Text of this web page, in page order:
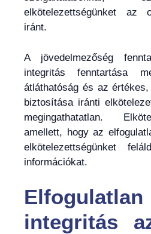
elkötelezettségünket az
iránt.
A jövedelmezőség
integritás fenntartása
átláthatóság és az
biztosítása iránti
megingathatatlan.
amellett, hogy az
elkötelezettségünket
információkat.
integritás